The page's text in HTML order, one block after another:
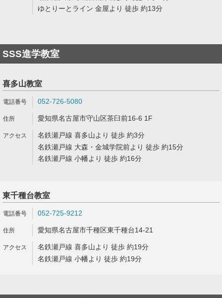
ゆとりーとライン 金屋より 徒歩 約13分
SSS進学教室
喜多山教室
052-726-5080
愛知県名古屋市守山区茶臼前16-6 1F
名鉄瀬戸線 喜多山より 徒歩 約3分
名鉄瀬戸線 大森・金城学院前より 徒歩 約15分
名鉄瀬戸線 小幡より 徒歩 約16分
東千種台教室
052-725-9212
愛知県名古屋市千種区東千種台14-21
名鉄瀬戸線 喜多山より 徒歩 約19分
名鉄瀬戸線 小幡より 徒歩 約19分